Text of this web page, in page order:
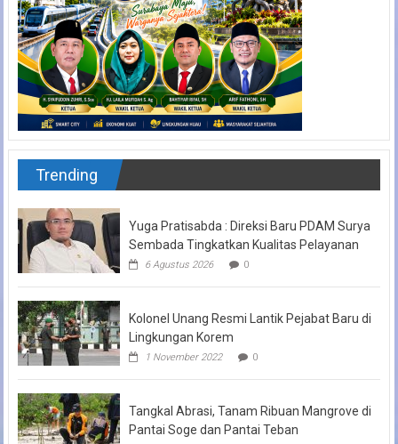
Trending
Yuga Pratisabda : Direksi Baru PDAM Surya
Sembada Tingkatkan Kualitas Pelayanan
6 Agustus 2026 0
Kolonel Unang Resmi Lantik Pejabat Baru di
Lingkungan Korem
1 November 2022 0
Tangkal Abrasi, Tanam Ribuan Mangrove di
Pantai Soge dan Pantai Teban